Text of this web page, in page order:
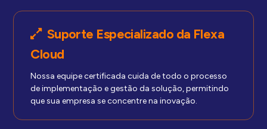
Suporte Especializado da Flexa
Cloud
Nossa equipe certificada cuida de todo o processo
de implementação e gestão da solução, permitindo
que sua empresa se concentre na inovação.